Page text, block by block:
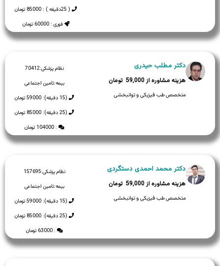
( 25دقیقه ) : 85000 تومان
فوری : 60000 تومان
نظام پزشکی:70412
بیمه:تامین اجتماعی
(15 دقیقه): 59000 تومان
(25 دقیقه): 85000 تومان
: 104000 تومان
دکتر مطلب حیدری
59,000
متخصص طب فیزیکی و توانبخشی
نظام پزشکی:157695
بیمه:تامین اجتماعی
(15 دقیقه): 59000 تومان
(25 دقیقه): 85000 تومان
: 63000 تومان
دکتر محمد احمدی دستگردی
59,000
متخصص طب فیزیکی و توانبخشی